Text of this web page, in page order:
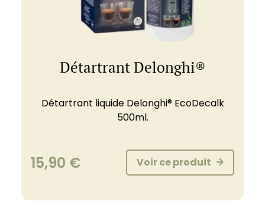
Détartrant Delonghi®
Détartrant liquide Delonghi® EcoDecalk
500ml.
15,90 € Voir ce produit